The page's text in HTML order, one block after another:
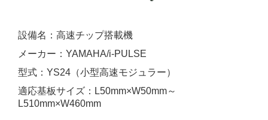
設備名：高速チップ搭載機
メーカー：YAMAHA/i-PULSE
型式：YS24（小型高速モジュラー）
適応基板サイズ：L50mm×W50mm～
L510mm×W460mm